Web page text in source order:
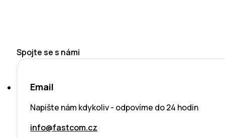
Spojte se s námi
Email
Napište nám kdykoliv - odpovíme do 24 hodin
info@fastcom.cz